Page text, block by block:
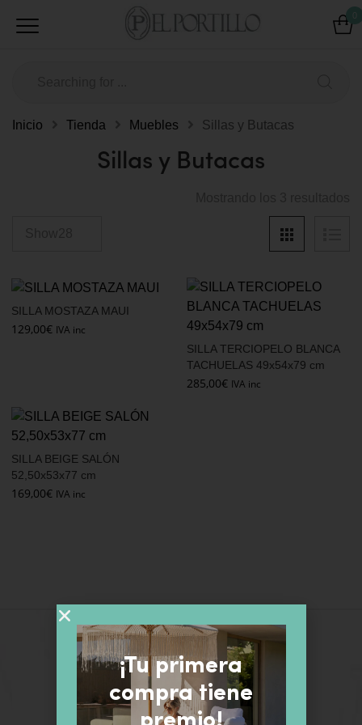
Inicio Tienda Muebles Sillas y Butacas
Sillas y Butacas
SILLA MOSTAZA MAUI
129,00€ IVA inc
SILLA TERCIOPELO BLANCA
TACHUELAS 49x54x79 cm
285,00€ IVA inc
SILLA BEIGE SALÓN
52,50x53x77 cm
169,00€ IVA inc
¡Tu primera
compra tiene